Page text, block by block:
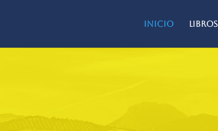
Inicio Libros